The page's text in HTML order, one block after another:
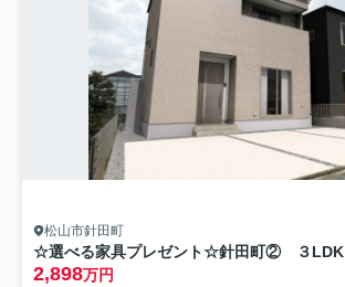
松山市針田町
☆選べる家具プレゼント☆針田町② ３LDK
2,898万円